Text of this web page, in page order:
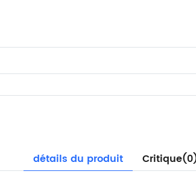
détails du produit